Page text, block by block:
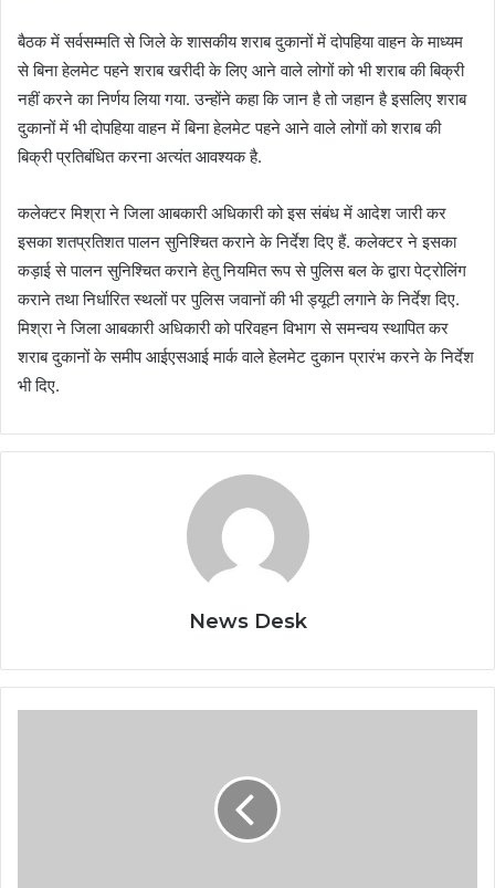
बैठक में सर्वसम्मति से जिले के शासकीय शराब दुकानों में दोपहिया वाहन के माध्यम
से बिना हेलमेट पहने शराब खरीदी के लिए आने वाले लोगों को भी शराब की बिक्री
नहीं करने का निर्णय लिया गया. उन्होंने कहा कि जान है तो जहान है इसलिए शराब
दुकानों में भी दोपहिया वाहन में बिना हेलमेट पहने आने वाले लोगों को शराब की
बिक्री प्रतिबंधित करना अत्यंत आवश्यक है.
कलेक्टर मिश्रा ने जिला आबकारी अधिकारी को इस संबंध में आदेश जारी कर
इसका शतप्रतिशत पालन सुनिश्चित कराने के निर्देश दिए हैं. कलेक्टर ने इसका
कड़ाई से पालन सुनिश्चित कराने हेतु नियमित रूप से पुलिस बल के द्वारा पेट्रोलिंग
कराने तथा निर्धारित स्थलों पर पुलिस जवानों की भी ड्यूटी लगाने के निर्देश दिए.
मिश्रा ने जिला आबकारी अधिकारी को परिवहन विभाग से समन्वय स्थापित कर
शराब दुकानों के समीप आईएसआई मार्क वाले हेलमेट दुकान प्रारंभ करने के निर्देश
भी दिए.
News Desk